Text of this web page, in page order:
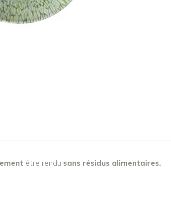
être rendu sans résidus alimentaires.